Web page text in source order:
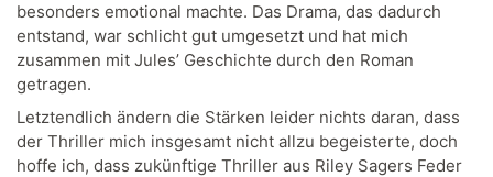
besonders emotional machte. Das Drama, das dadurch
entstand, war schlicht gut umgesetzt und hat mich
zusammen mit Jules’ Geschichte durch den Roman
getragen.
Letztendlich ändern die Stärken leider nichts daran, dass
der Thriller mich insgesamt nicht allzu begeisterte, doch
hoffe ich, dass zukünftige Thriller aus Riley Sagers Feder